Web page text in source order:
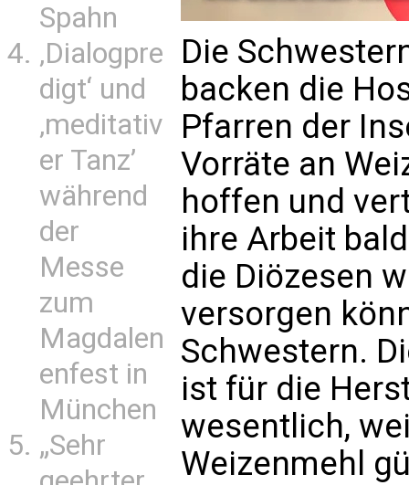
Spahn
‚Dialogpre
digt‘ und
‚meditativ
er Tanz’
während
der
Messe
zum
Magdalen
enfest in
München
„Sehr
Die
backen die
Pfarren der
Vorräte an
hoffen und
ihre Arbeit
die Diözesen
versorgen
Schwestern.
ist für die
wesentlich,
Weizenmehl